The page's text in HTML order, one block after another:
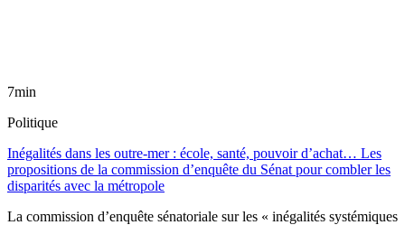
7min
Politique
Inégalités dans les outre-mer : école, santé, pouvoir d’achat… Les
propositions de la commission d’enquête du Sénat pour combler les
disparités avec la métropole
La commission d’enquête sénatoriale sur les « inégalités systémiques